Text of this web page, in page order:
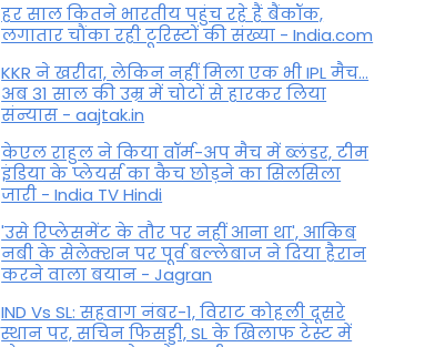
हर साल कितने भारतीय पहुंच रहे हैं बैंकॉक,
लगातार चौंका रही टूरिस्टों की संख्या - India.com
KKR ने खरीदा, लेकिन नहीं मिला एक भी IPL मैच...
अब 31 साल की उम्र में चोटों से हारकर लिया
संन्यास - aajtak.in
केएल राहुल ने किया वॉर्म-अप मैच में ब्लंडर, टीम
इंडिया के प्लेयर्स का कैच छोड़ने का सिलसिला
जारी - India TV Hindi
'उसे रिप्लेसमेंट के तौर पर नहीं आना था', आकिब
नबी के सेलेक्शन पर पूर्व बल्लेबाज ने दिया हैरान
करने वाला बयान - Jagran
IND Vs SL: सहवाग नंबर-1, विराट कोहली दूसरे
स्थान पर, सचिन फिसड्डी, SL के खिलाफ टेस्ट में